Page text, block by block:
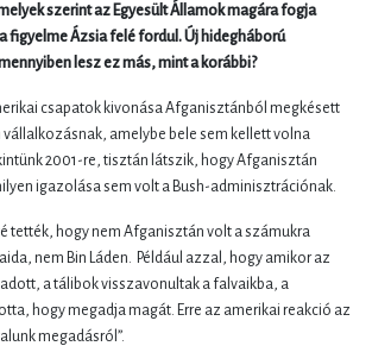
szerint az Egyesült Államok magára fogja
figyelme Ázsia felé fordul. Új hidegháború
lesz ez más, mint a korábbi?
csapatok kivonása Afganisztánból megkésett
vállalkozásnak, amelybe bele sem kellett volna
2001-re, tisztán látszik, hogy Afganisztán
igazolása sem volt a Bush-adminisztrációnak.
tették, hogy nem Afganisztán volt a számukra
nem Bin Láden. Például azzal, hogy amikor az
a tálibok visszavonultak a falvaikba, a
hogy megadja magát. Erre az amerikai reakció az
megadásról”.